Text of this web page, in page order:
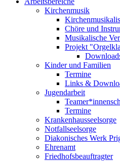
Kirchenmusik
Chöre und
Musikalische
Projekt
Kinder und Familien
Termine
Links &
Jugendarbeit
Termine
Krankenhausseelsorge
Notfallseelsorge
Diakonisches Werk
Ehrenamt
Friedhofsbeauftragter